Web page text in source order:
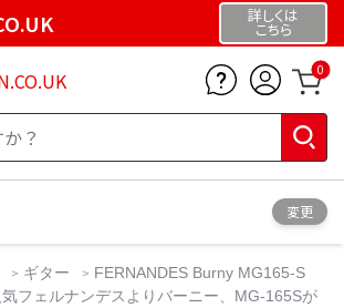
詳しくは
こちら
0
変更
ギター
FERNANDES Burny MG165-S
フェルナンデスよりバーニー、MG-165Sが